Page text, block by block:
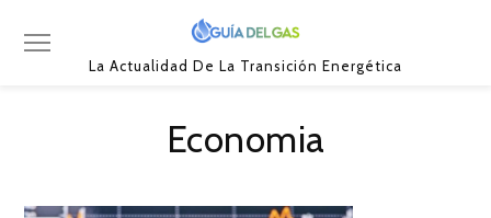
La Actualidad De La Transición Energética
Economia